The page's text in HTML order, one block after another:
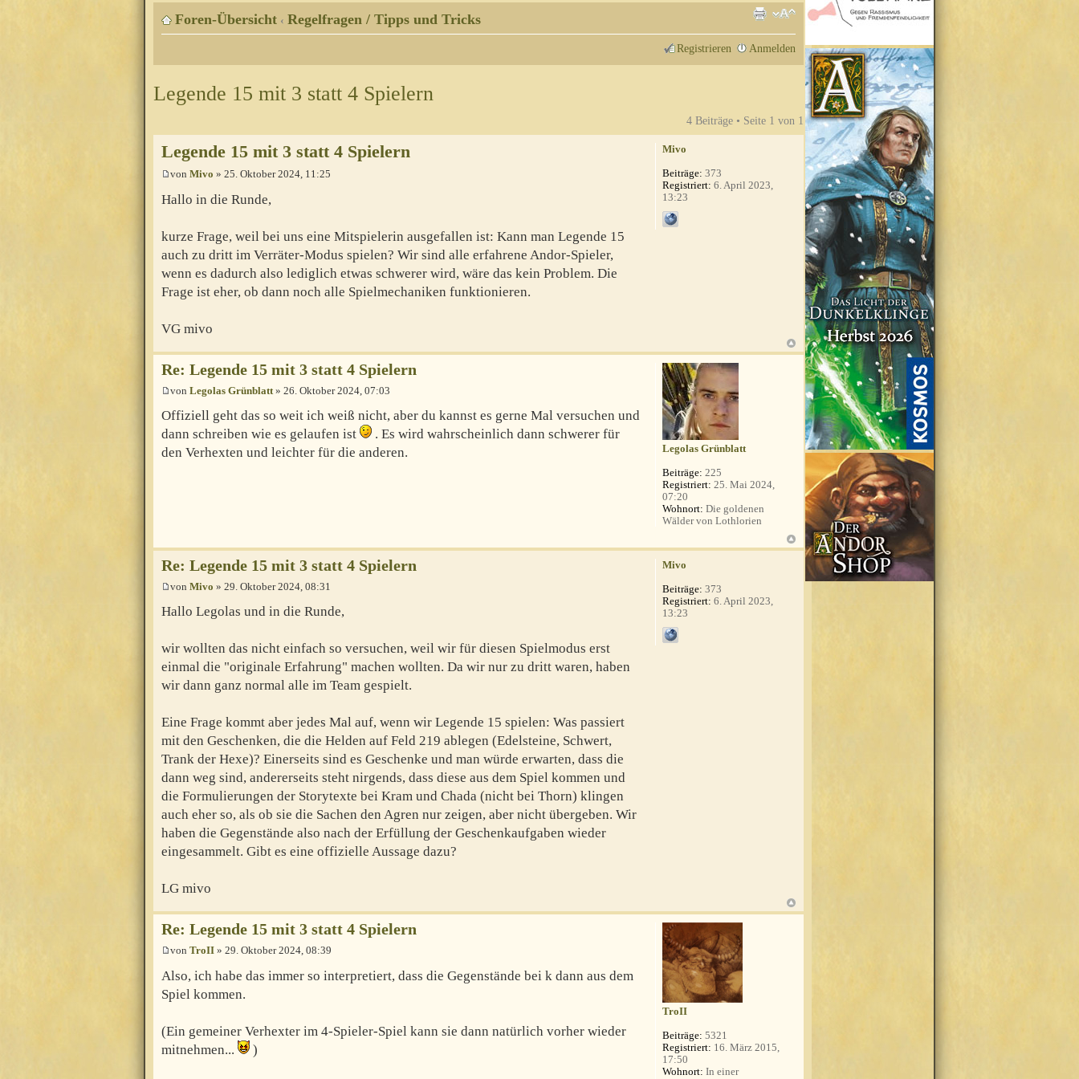
Foren-Übersicht ‹ Regelfragen / Tipps und Tricks
Registrieren Anmelden
Legende 15 mit 3 statt 4 Spielern
4 Beiträge • Seite 1 von 1
Legende 15 mit 3 statt 4 Spielern
von Mivo » 25. Oktober 2024, 11:25
Hallo in die Runde,
kurze Frage, weil bei uns eine Mitspielerin ausgefallen ist: Kann man Legende 15
auch zu dritt im Verräter-Modus spielen? Wir sind alle erfahrene Andor-Spieler,
wenn es dadurch also lediglich etwas schwerer wird, wäre das kein Problem. Die
Frage ist eher, ob dann noch alle Spielmechaniken funktionieren.
VG mivo
Mivo
Beiträge: 373
Registriert: 6. April 2023,
13:23
Re: Legende 15 mit 3 statt 4 Spielern
von Legolas Grünblatt » 26. Oktober 2024, 07:03
Offiziell geht das so weit ich weiß nicht, aber du kannst es gerne Mal versuchen und
dann schreiben wie es gelaufen ist
. Es wird wahrscheinlich dann schwerer für
den Verhexten und leichter für die anderen.
Legolas Grünblatt
Beiträge: 225
Registriert: 25. Mai 2024,
07:20
Wohnort: Die goldenen
Wälder von Lothlorien
Re: Legende 15 mit 3 statt 4 Spielern
von Mivo » 29. Oktober 2024, 08:31
Hallo Legolas und in die Runde,
wir wollten das nicht einfach so versuchen, weil wir für diesen Spielmodus erst
einmal die "originale Erfahrung" machen wollten. Da wir nur zu dritt waren, haben
wir dann ganz normal alle im Team gespielt.
Eine Frage kommt aber jedes Mal auf, wenn wir Legende 15 spielen: Was passiert
mit den Geschenken, die die Helden auf Feld 219 ablegen (Edelsteine, Schwert,
Trank der Hexe)? Einerseits sind es Geschenke und man würde erwarten, dass die
dann weg sind, andererseits steht nirgends, dass diese aus dem Spiel kommen und
die Formulierungen der Storytexte bei Kram und Chada (nicht bei Thorn) klingen
auch eher so, als ob sie die Sachen den Agren nur zeigen, aber nicht übergeben. Wir
haben die Gegenstände also nach der Erfüllung der Geschenkaufgaben wieder
eingesammelt. Gibt es eine offizielle Aussage dazu?
LG mivo
Mivo
Beiträge: 373
Registriert: 6. April 2023,
13:23
Re: Legende 15 mit 3 statt 4 Spielern
von TroII » 29. Oktober 2024, 08:39
Also, ich habe das immer so interpretiert, dass die Gegenstände bei k dann aus dem
Spiel kommen.
(Ein gemeiner Verhexter im 4-Spieler-Spiel kann sie dann natürlich vorher wieder
mitnehmen...
)
TroII
Beiträge: 5321
Registriert: 16. März 2015,
17:50
Wohnort: In einer